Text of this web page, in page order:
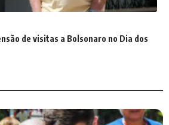
de visitas a Bolsonaro no Dia dos